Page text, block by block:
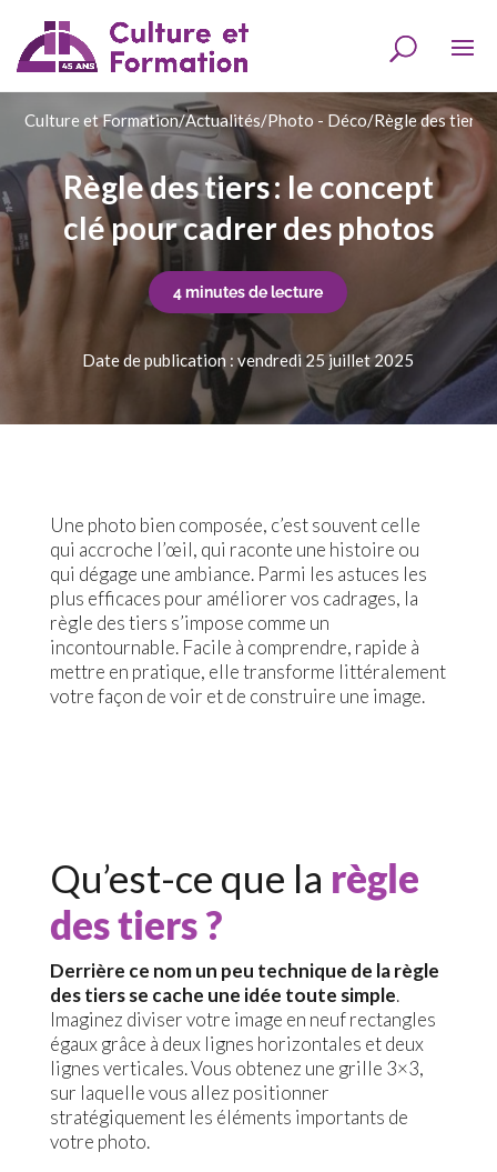
Culture et Formation/Actualités/Photo - Déco/Règle des tiers
Règle des tiers : le concept
clé pour cadrer des photos
4 minutes de lecture
Date de publication : vendredi 25 juillet 2025
Une photo bien composée, c’est souvent celle
qui accroche l’œil, qui raconte une histoire ou
qui dégage une ambiance. Parmi les astuces les
plus efficaces pour améliorer vos cadrages, la
règle des tiers s’impose comme un
incontournable. Facile à comprendre, rapide à
mettre en pratique, elle transforme littéralement
votre façon de voir et de construire une image.
Qu’est-ce que la règle
des tiers ?
Derrière ce nom un peu technique de la règle
des tiers se cache une idée toute simple.
Imaginez diviser votre image en neuf rectangles
égaux grâce à deux lignes horizontales et deux
lignes verticales. Vous obtenez une grille 3×3,
sur laquelle vous allez positionner
stratégiquement les éléments importants de
votre photo.